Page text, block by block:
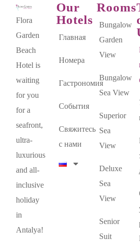
Flora
Garden
Beach
Hotel is
waiting
for you
for a
seafront,
ultra-
luxurious
and all-
inclusive
holiday
in
Antalya!
Our
Hotels
Главная
Номера
Гастрономия
События
Свяжитесь
с нами
Rooms
Bungalow
Garden
View
Bungalow
Sea View
Superior
Sea
View
Deluxe
Sea
View
Senior
Suit